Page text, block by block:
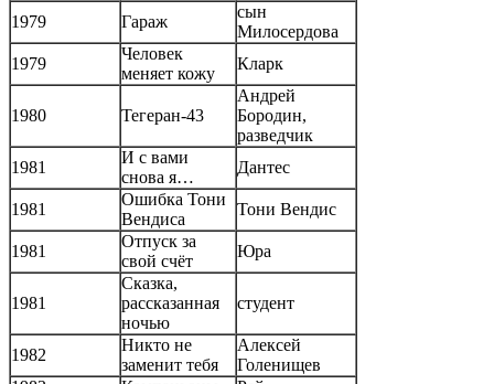
1979
Гараж
сын
Милосердова
1979
Человек
меняет кожу
Кларк
1980 Тегеран-43
Андрей
Бородин,
разведчик
1981
И с вами
снова я…
Дантес
1981
Ошибка Тони
Вендиса
Тони Вендис
1981
Отпуск за
свой счёт
Юра
1981
Сказка,
рассказанная
ночью
студент
1982
Никто не
заменит тебя
Алексей
Голенищев